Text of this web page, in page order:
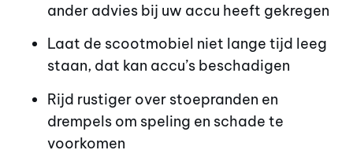
ander advies bij uw accu heeft gekregen
Laat de scootmobiel niet lange tijd leeg
staan, dat kan accu’s beschadigen
Rijd rustiger over stoepranden en
drempels om speling en schade te
voorkomen